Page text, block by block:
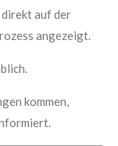
auf der
angezeigt.
kommen,